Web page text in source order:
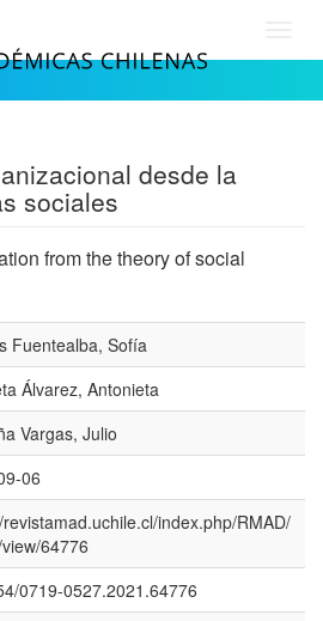
desde la
sociales
from the theory of social
Fuentealba, Sofía
Álvarez, Antonieta
Vargas, Julio
06
index.php/RMAD/
64776
0719-0527.2021.64776